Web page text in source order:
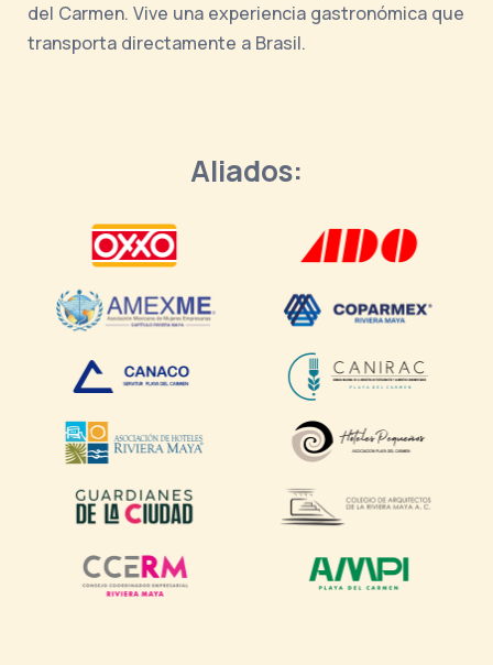
del Carmen. Vive una experiencia gastronómica que
transporta directamente a Brasil.
Aliados: